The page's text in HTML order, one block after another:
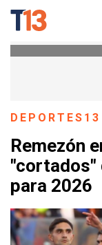
DEPORTES13
Remezón
"cortados"
para 2026